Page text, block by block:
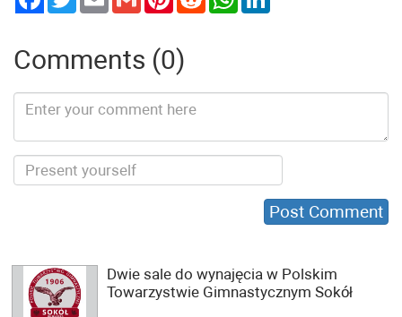
Comments (0)
Dwie sale do wynajęcia w Polskim
Towarzystwie Gimnastycznym Sokół